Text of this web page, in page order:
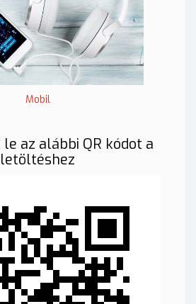
Mobil
az alábbi QR kódot a
letöltéshez